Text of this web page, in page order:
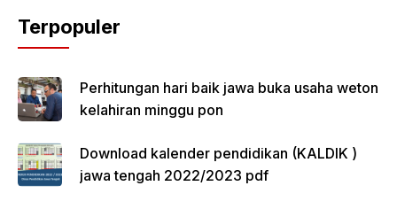
Terpopuler
Perhitungan hari baik jawa buka usaha weton
kelahiran minggu pon
Download kalender pendidikan (KALDIK )
jawa tengah 2022/2023 pdf